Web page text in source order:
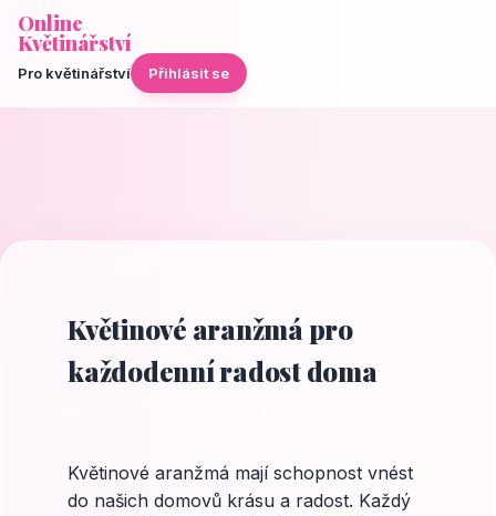
Online
Květinářství
Pro květinářství Přihlásit se
Květinové aranžmá pro
každodenní radost doma
Květinové aranžmá mají schopnost vnést
do našich domovů krásu a radost. Každý